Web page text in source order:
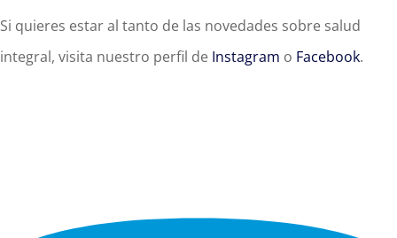
Si quieres estar al tanto de las novedades sobre salud
integral, visita nuestro perfil de Instagram o Facebook.